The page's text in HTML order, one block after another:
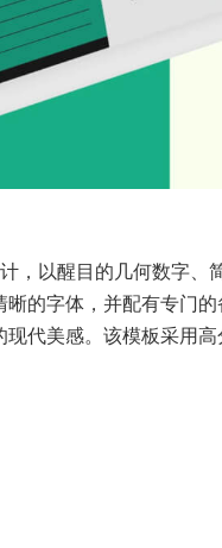
，以醒目的几何数字、
的字体，并配有专门
代美感。该模板采用